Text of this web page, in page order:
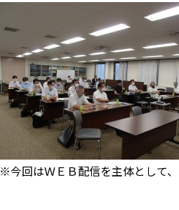
※今回はＷＥＢ配信を主体として